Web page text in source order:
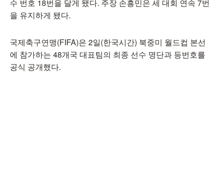
수 번호 18번을 달게 됐다. 주장 손흥민은 세 대회 연속 7번
을 유지하게 됐다.
국제축구연맹(FIFA)은 2일(한국시간) 북중미 월드컵 본선
에 참가하는 48개국 대표팀의 최종 선수 명단과 등번호를
공식 공개했다.